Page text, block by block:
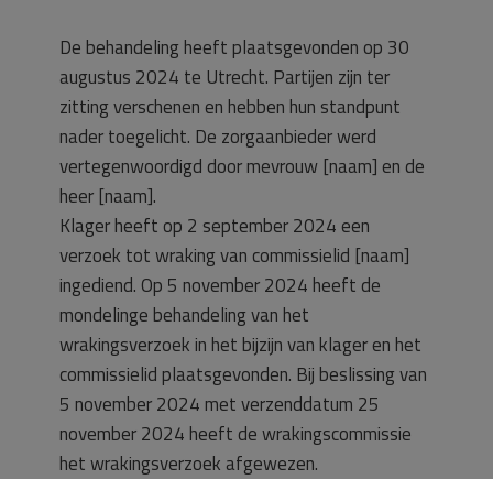
De behandeling heeft plaatsgevonden op 30
augustus 2024 te Utrecht. Partijen zijn ter
zitting verschenen en hebben hun standpunt
nader toegelicht. De zorgaanbieder werd
vertegenwoordigd door mevrouw [naam] en de
heer [naam].
Klager heeft op 2 september 2024 een
verzoek tot wraking van commissielid [naam]
ingediend. Op 5 november 2024 heeft de
mondelinge behandeling van het
wrakingsverzoek in het bijzijn van klager en het
commissielid plaatsgevonden. Bij beslissing van
5 november 2024 met verzenddatum 25
november 2024 heeft de wrakingscommissie
het wrakingsverzoek afgewezen.